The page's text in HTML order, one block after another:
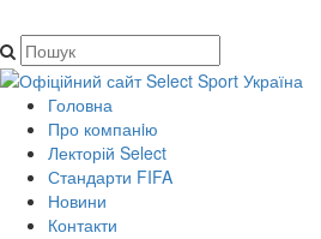
Головна
Про компанiю
Лекторій Select
Стандарти FIFA
Новини
Контакти